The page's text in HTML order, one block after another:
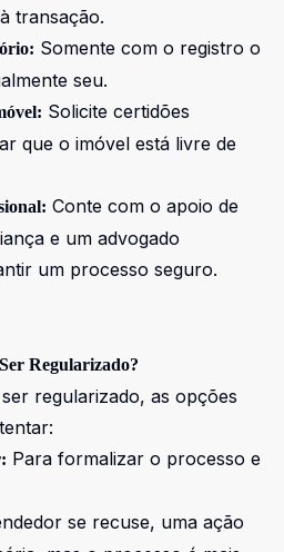
transação.
Somente com o registro o
seu.
Solicite certidões
que o imóvel está livre de
Conte com o apoio de
e um advogado
um processo seguro.
Regularizado?
regularizado, as opções
Para formalizar o processo e
se recuse, uma ação